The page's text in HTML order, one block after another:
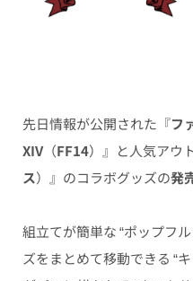
先日情報が公開された『フ
XIV（FF14）』と人気アウ
ス）』のコラボグッズの発
組立てが簡単な “ポップフ
ズをまとめて移動できる “